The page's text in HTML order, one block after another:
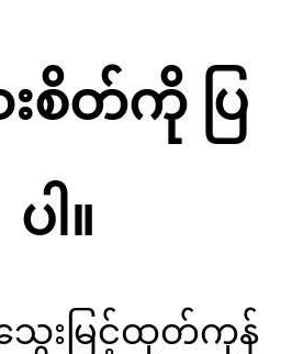
စိတ်ကို ပြ
ပါ။
းမြင့်ထုတ်ကုန်